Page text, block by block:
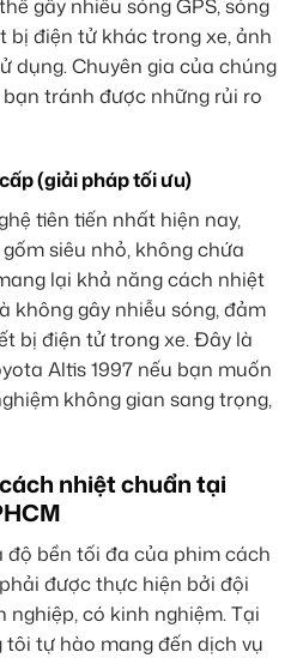
gây nhiễu sóng GPS, sóng
điện tử khác trong xe, ảnh
dụng. Chuyên gia của chúng
tránh được những rủi ro
(giải pháp tối ưu)
tiên tiến nhất hiện nay,
siêu nhỏ, không chứa
lại khả năng cách nhiệt
không gây nhiễu sóng, đảm
bị điện tử trong xe. Đây là
Altis 1997 nếu bạn muốn
không gian sang trọng,
nhiệt chuẩn tại
bền tối đa của phim cách
được thực hiện bởi đội
nghiệp, có kinh nghiệm. Tại
tự hào mang đến dịch vụ